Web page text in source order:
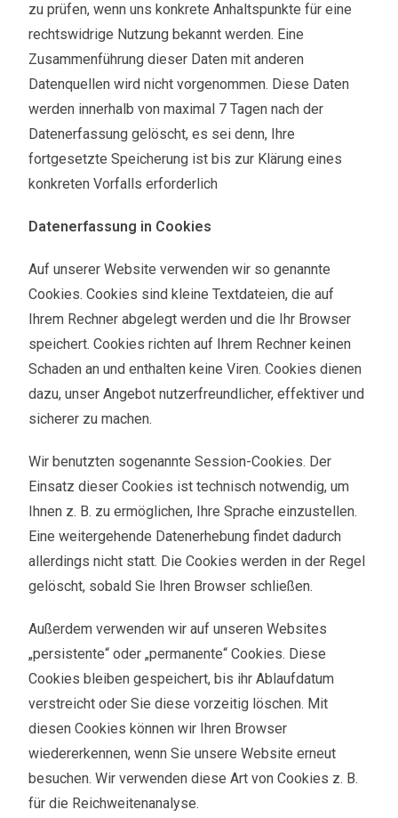
zu prüfen, wenn uns konkrete Anhaltspunkte für eine
rechtswidrige Nutzung bekannt werden. Eine
Zusammenführung dieser Daten mit anderen
Datenquellen wird nicht vorgenommen. Diese Daten
werden innerhalb von maximal 7 Tagen nach der
Datenerfassung gelöscht, es sei denn, Ihre
fortgesetzte Speicherung ist bis zur Klärung eines
konkreten Vorfalls erforderlich
Datenerfassung in Cookies
Auf unserer Website verwenden wir so genannte
Cookies. Cookies sind kleine Textdateien, die auf
Ihrem Rechner abgelegt werden und die Ihr Browser
speichert. Cookies richten auf Ihrem Rechner keinen
Schaden an und enthalten keine Viren. Cookies dienen
dazu, unser Angebot nutzerfreundlicher, effektiver und
sicherer zu machen.
Wir benutzten sogenannte Session-Cookies. Der
Einsatz dieser Cookies ist technisch notwendig, um
Ihnen z. B. zu ermöglichen, Ihre Sprache einzustellen.
Eine weitergehende Datenerhebung findet dadurch
allerdings nicht statt. Die Cookies werden in der Regel
gelöscht, sobald Sie Ihren Browser schließen.
Außerdem verwenden wir auf unseren Websites
„persistente“ oder „permanente“ Cookies. Diese
Cookies bleiben gespeichert, bis ihr Ablaufdatum
verstreicht oder Sie diese vorzeitig löschen. Mit
diesen Cookies können wir Ihren Browser
wiedererkennen, wenn Sie unsere Website erneut
besuchen. Wir verwenden diese Art von Cookies z. B.
für die Reichweitenanalyse.